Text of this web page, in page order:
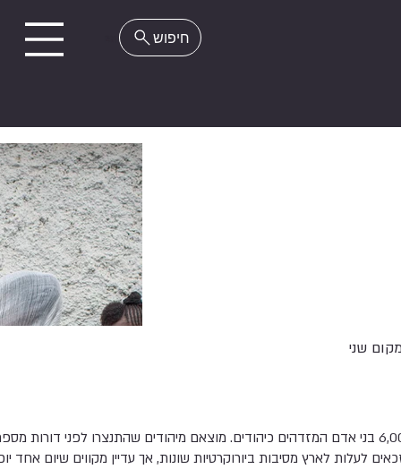
שני
בגונדר, אתיופיה, חיים כ-6,000 בני אדם המזדהים כיהודים. מוצאם מיהודים שהתנצרו לפני
לעלות לארץ מסיבות ביורוקרטיות שונות, אך עדיין מקווים שיום אחד